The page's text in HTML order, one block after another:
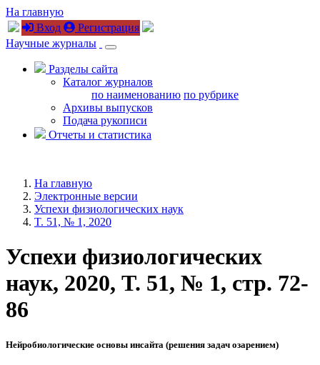
На главную
Вход
Регистрация
Научные журналы
Разделы сайта
Каталог журналов
по наименованию по рубрике
Архивы выпусков
Подача рукописи
Отчеты и статистика
На главную
Электронные версии
Успехи физиологических наук
T. 51, № 1, 2020
Успехи физиологических
наук, 2020, T. 51, № 1, стр. 72-
86
Нейробиологические основы инсайта (решения задач озарением)